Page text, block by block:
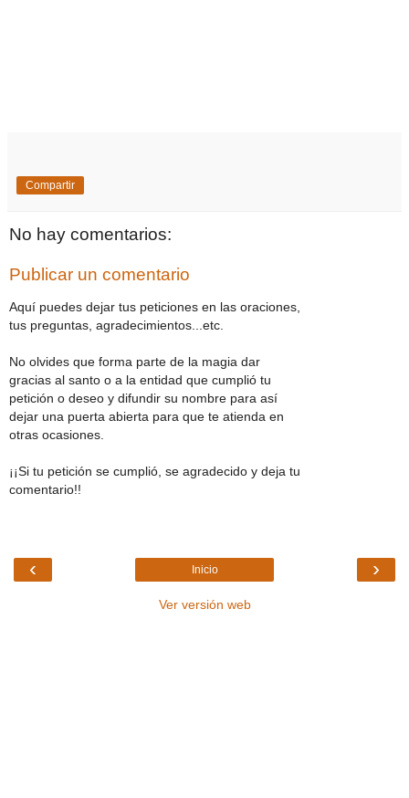
Compartir
No hay comentarios:
Publicar un comentario
Aquí puedes dejar tus peticiones en las oraciones,
tus preguntas, agradecimientos...etc.
No olvides que forma parte de la magia dar
gracias al santo o a la entidad que cumplió tu
petición o deseo y difundir su nombre para así
dejar una puerta abierta para que te atienda en
otras ocasiones.
¡¡Si tu petición se cumplió, se agradecido y deja tu
comentario!!
‹ ›
Inicio
Ver versión web